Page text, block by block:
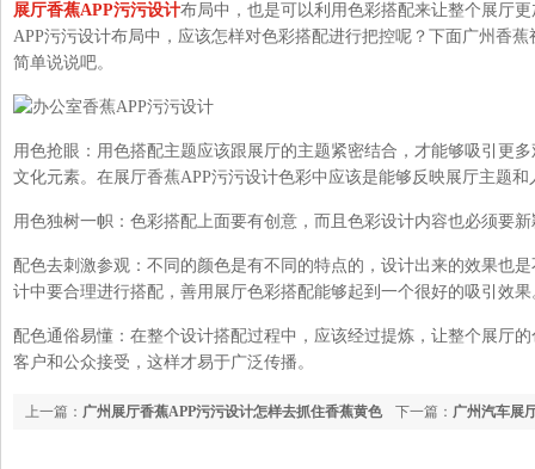
展厅香蕉APP污污设计布局中，也是可以利用色彩搭配来让整个展厅更
APP污污设计布局中，应该怎样对色彩搭配进行把控呢？下面广州
简单说说吧。
用色抢眼：用色搭配主题应该跟展厅的主题紧密结合，才能够吸引更
文化元素。在展厅香蕉APP污污设计色彩中应该是能够反映展厅主题和人
用色独树一帜：色彩搭配上面要有创意，而且色彩设计内容也必须要新
配色去刺激参观：不同的颜色是有不同的特点的，设计出来的效果也
计中要合理进行搭配，善用展厅色彩搭配能够起到一个很好的吸引效果
配色通俗易懂：在整个设计搭配过程中，应该经过提炼，让整个展
客户和公众接受，这样才易于广泛传播。
下一篇： 广州汽车展
上一篇： 广州展厅香蕉APP污污设计怎样去抓住香蕉黄色